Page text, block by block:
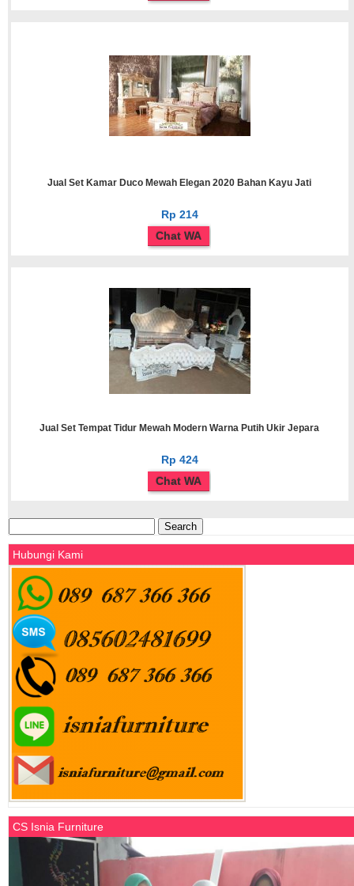
Jual Set Kamar Duco Mewah Elegan 2020 Bahan Kayu Jati
Rp 214
Chat WA
Jual Set Tempat Tidur Mewah Modern Warna Putih Ukir Jepara
Rp 424
Chat WA
for:
Hubungi Kami
CS Isnia Furniture